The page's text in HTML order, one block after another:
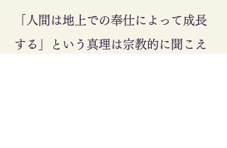
「人間は地上での奉仕によって成長
する」という真理は宗教的に聞こえ